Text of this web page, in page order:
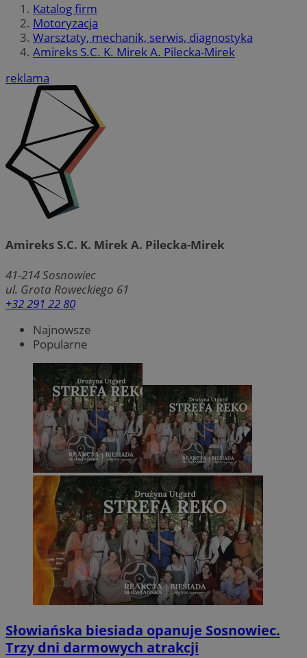
Katalog firm
Motoryzacja
Warsztaty, mechanik, serwis, diagnostyka
Amireks S.C. K. Mirek A. Pilecka-Mirek
reklama
Amireks S.C. K. Mirek A. Pilecka-Mirek
41-214Sosnowiec
ul. Grota Roweckiego 61
+32 291 22 80
Najnowsze
Popularne
Słowiańska biesiada opanuje Sosnowiec.
Trzy dni darmowych atrakcji